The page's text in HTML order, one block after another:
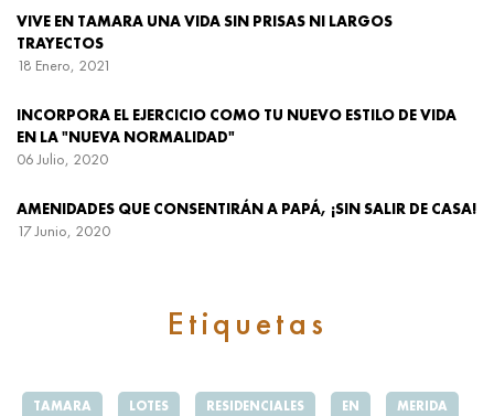
VIVE EN TAMARA UNA VIDA SIN PRISAS NI LARGOS
TRAYECTOS
18 Enero, 2021
INCORPORA EL EJERCICIO COMO TU NUEVO ESTILO DE VIDA
EN LA "NUEVA NORMALIDAD"
06 Julio, 2020
AMENIDADES QUE CONSENTIRÁN A PAPÁ, ¡SIN SALIR DE CASA!
17 Junio, 2020
Etiquetas
TAMARA LOTES RESIDENCIALES EN MERIDA